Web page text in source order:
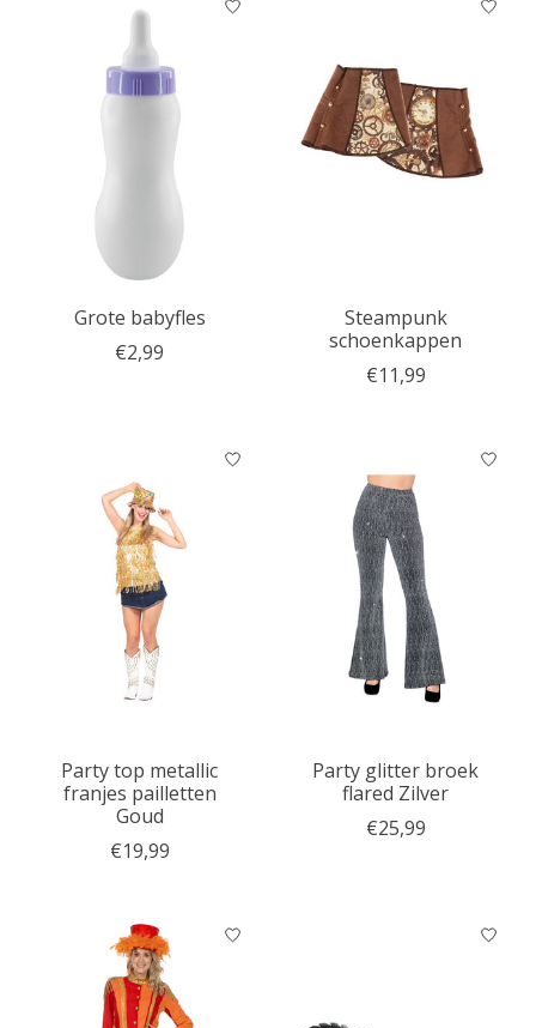
Grote babyfles
€2,99
Steampunk
schoenkappen
€11,99
Party top metallic
franjes pailletten
Goud
€19,99
Party glitter broek
flared Zilver
€25,99